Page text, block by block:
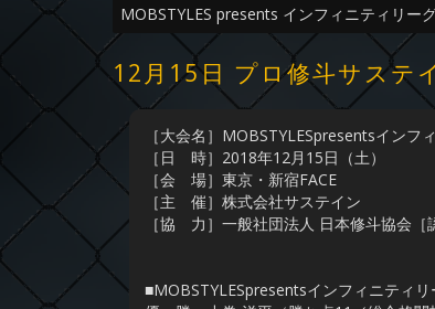
MOBSTYLES presents インフィニティリー
12月15日 プロ修斗サステ
［大会名］MOBSTYLESpresentsイン
［日 時］2018年12月15日（土）
［会 場］東京・新宿FACE
［主 催］株式会社サステイン
［協 力］一般社団法人 日本修斗協会
■MOBSTYLESpresentsインフィニティ